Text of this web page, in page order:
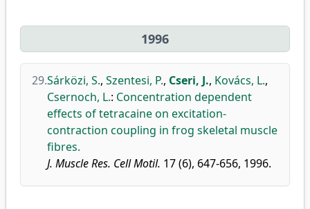
1996
29.Sárközi, S., Szentesi, P., Cseri, J., Kovács, L.,
Csernoch, L.: Concentration dependent
effects of tetracaine on excitation-
contraction coupling in frog skeletal muscle
fibres.
J. Muscle Res. Cell Motil. 17 (6), 647-656, 1996.